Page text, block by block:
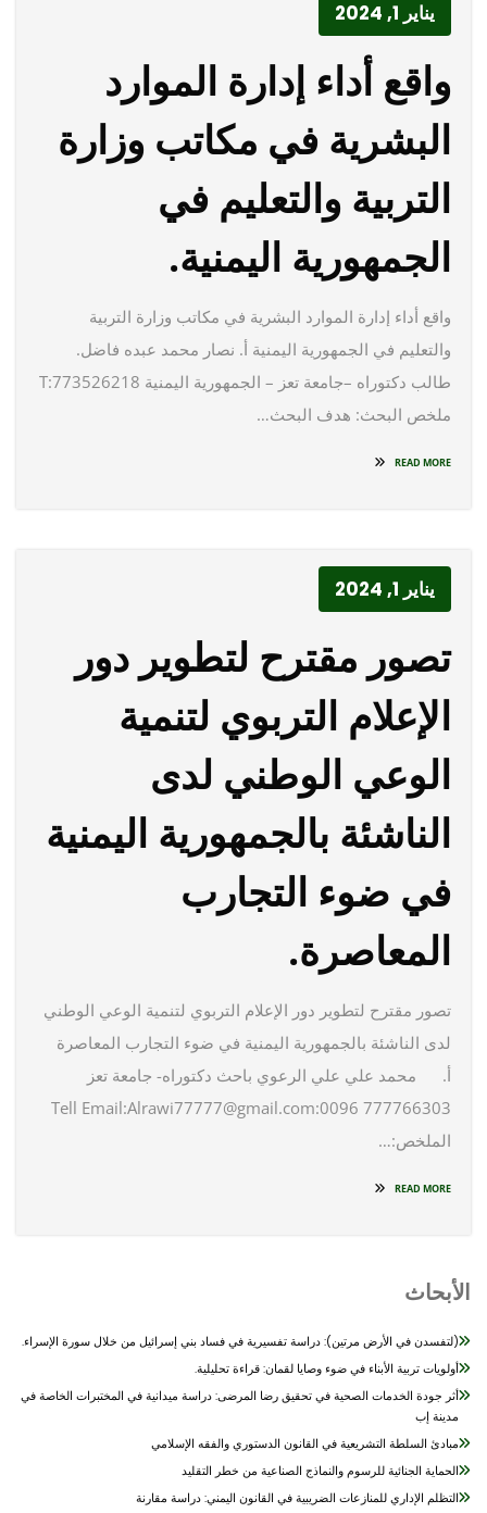
يناير 1, 2024
واقع أداء إدارة الموارد
البشرية في مكاتب وزارة
التربية والتعليم في
الجمهورية اليمنية.
واقع أداء إدارة الموارد البشرية في مكاتب وزارة التربية
والتعليم في الجمهورية اليمنية أ. نصار محمد عبده فاضل.
طالب دكتوراه –جامعة تعز – الجمهورية اليمنية T:773526218
ملخص البحث: هدف البحث…
READ MORE
يناير 1, 2024
تصور مقترح لتطوير دور
الإعلام التربوي لتنمية
الوعي الوطني لدى
الناشئة بالجمهورية اليمنية
في ضوء التجارب
المعاصرة.
تصور مقترح لتطوير دور الإعلام التربوي لتنمية الوعي الوطني
لدى الناشئة بالجمهورية اليمنية في ضوء التجارب المعاصرة
أ‌. محمد علي علي الرعوي باحث دكتوراه- جامعة تعز
777766303 0096:Tell Email:Alrawi77777@gmail.com
الملخص:…
READ MORE
(لتفسدن في الأرض مرتين): دراسة تفسيرية في فساد بني إسرائيل من خلال سورة الإسراء.
أولويات تربية الأبناء في ضوء وصايا لقمان: قراءة تحليلية.
أثر جودة الخدمات الصحية في تحقيق رضا المرضى: دراسة ميدانية في المختبرات الخاصة في
مدينة إب
مبادئ السلطة التشريعية في القانون الدستوري والفقه الإسلامي
الحماية الجنائية للرسوم والنماذج الصناعية من خطر التقليد
التظلم الإداري للمنازعات الضريبية في القانون اليمني: دراسة مقارنة